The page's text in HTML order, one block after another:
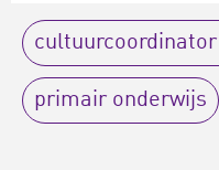
primair onderwijs